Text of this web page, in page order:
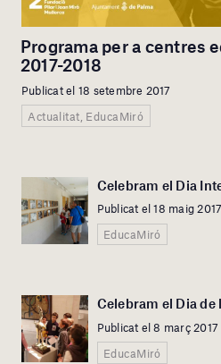
Programa per a centres
2017-2018
Publicat el 18 setembre 2017
Actualitat, EducaMiró
Celebram el Dia
Publicat el 18 maig 2017
EducaMiró
Celebram el Dia de
Publicat el 8 març 2017
EducaMiró